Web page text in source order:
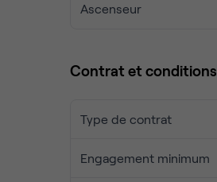
Ascenseur
Contrat et conditions
Type de contrat
Engagement minimum